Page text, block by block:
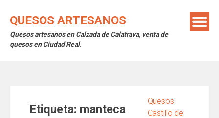
contenido
QUESOS ARTESANOS
Quesos artesanos en Calzada de Calatrava, venta de
quesos en Ciudad Real.
Etiqueta: manteca
Quesos
Castillo de